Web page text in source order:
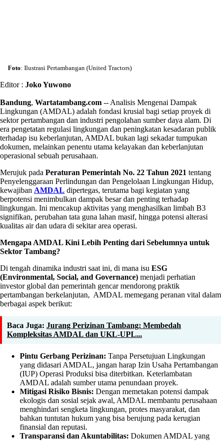
Foto: Ilustrasi Pertambangan (United Tractors)
Editor : Joko Yuwono
Bandung, Wartatambang.com -- Analisis Mengenai Dampak
Lingkungan (AMDAL) adalah fondasi krusial bagi setiap proyek di
sektor pertambangan dan industri pengolahan sumber daya alam. Di
era pengetatan regulasi lingkungan dan peningkatan kesadaran publik
terhadap isu keberlanjutan, AMDAL bukan lagi sekadar tumpukan
dokumen, melainkan penentu utama kelayakan dan keberlanjutan
operasional sebuah perusahaan.
Merujuk pada Peraturan Pemerintah No. 22 Tahun 2021 tentang
Penyelenggaraan Perlindungan dan Pengelolaan Lingkungan Hidup,
kewajiban AMDAL dipertegas, terutama bagi kegiatan yang
berpotensi menimbulkan dampak besar dan penting terhadap
lingkungan. Ini mencakup aktivitas yang menghasilkan limbah B3
signifikan, perubahan tata guna lahan masif, hingga potensi alterasi
kualitas air dan udara di sekitar area operasi.
Mengapa AMDAL Kini Lebih Penting dari Sebelumnya untuk
Sektor Tambang?
Di tengah dinamika industri saat ini, di mana isu ESG
(Environmental, Social, and Governance) menjadi perhatian
investor global dan pemerintah gencar mendorong praktik
pertambangan berkelanjutan, AMDAL memegang peranan vital dalam
berbagai aspek berikut:
Baca Juga: Jurang Perizinan Tambang: Membedah
Kompleksitas AMDAL dan UKL-UPL...
Pintu Gerbang Perizinan: Tanpa Persetujuan Lingkungan
yang didasari AMDAL, jangan harap Izin Usaha Pertambangan
(IUP) Operasi Produksi bisa diterbitkan. Keterlambatan
AMDAL adalah sumber utama penundaan proyek.
Mitigasi Risiko Bisnis: Dengan memetakan potensi dampak
ekologis dan sosial sejak awal, AMDAL membantu perusahaan
menghindari sengketa lingkungan, protes masyarakat, dan
bahkan tuntutan hukum yang bisa berujung pada kerugian
finansial dan reputasi.
Transparansi dan Akuntabilitas: Dokumen AMDAL yang